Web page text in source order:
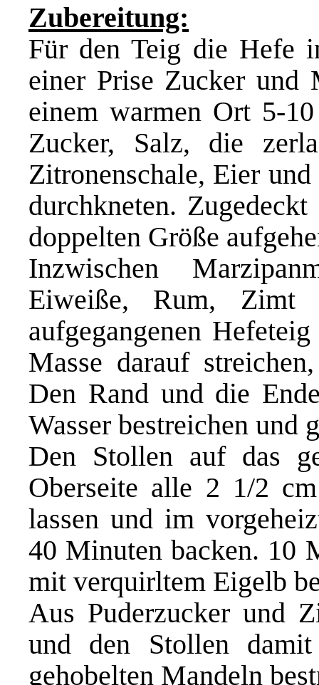
Zubereitung:
Für den Teig die Hefe
einer Prise Zucker und
einem warmen Ort 5-
Zucker, Salz, die
Zitronenschale, Eier
durchkneten.
doppelten Größe
Inzwischen
Eiweiße, Rum, Zimt
aufgegangenen
Masse darauf
Den Rand und die
Wasser bestreichen und
Den Stollen auf das
Oberseite alle 2 1/2
lassen und im
40 Minuten backen. 10
mit verquirltem Eigelb
Aus Puderzucker und
und den Stollen
gehobelten Mandeln